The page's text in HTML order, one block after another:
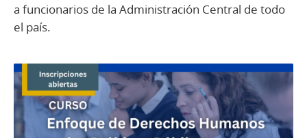
a funcionarios de la Administración Central de todo
el país.